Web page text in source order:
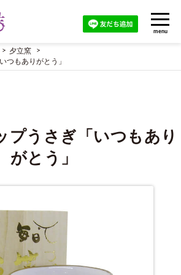
menu
夕立窯
つもありがとう」
プうさぎ「いつもあり
がとう」